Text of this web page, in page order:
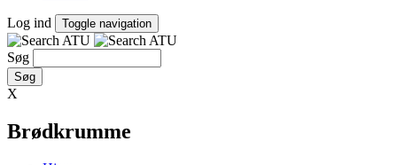
Log ind Toggle navigation
Søg
X
Brødkrumme